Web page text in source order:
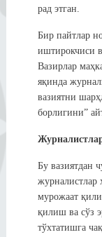
рад этган.
Бир пайтлар
иштирокчиси
Вазирлар
яқинда
вазиятни
борлигини”
Бу вазиятдан
журналистлар
мурожаат
қилиш ва сўз
тўхтатишга